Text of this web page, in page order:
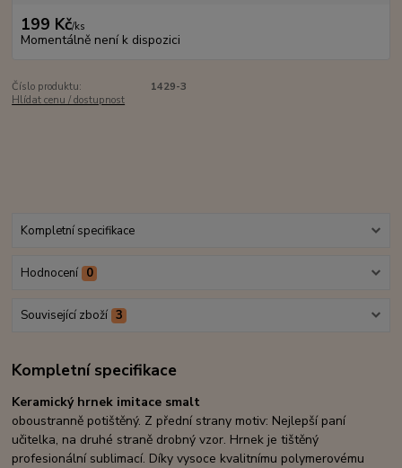
199 Kč/ks
Momentálně není k dispozici
Číslo produktu:
1429-3
Hlídat cenu / dostupnost
Kompletní specifikace
Hodnocení 0
Související zboží 3
Kompletní specifikace
Keramický hrnek imitace smalt
oboustranně potištěný. Z přední strany motiv: Nejlepší paní
učitelka, na druhé straně drobný vzor. Hrnek je tištěný
profesionální sublimací. Díky vysoce kvalitnímu polymerovému